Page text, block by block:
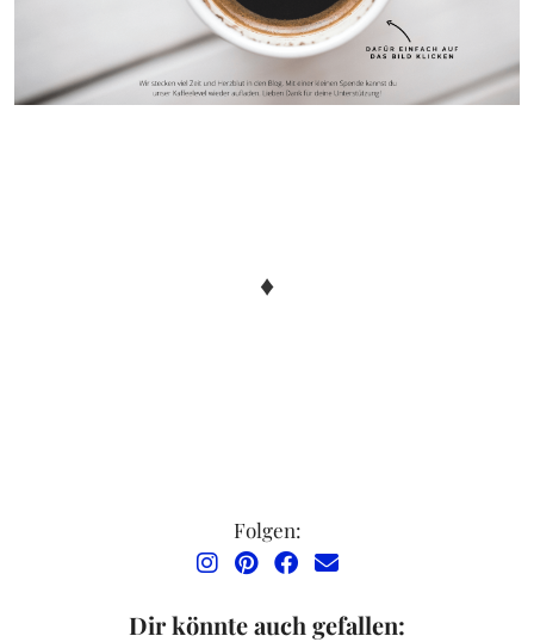
♦
Folgen:
Dir könnte auch gefallen: